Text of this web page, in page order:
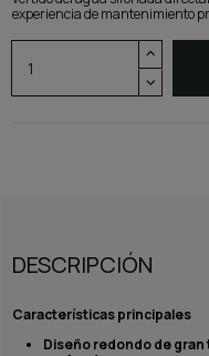
experiencia de mantenimiento
DESCRIPCIÓN
Características principales
Diseño redondo de gran